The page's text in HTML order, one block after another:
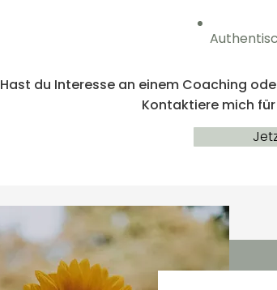
Hast du Interesse an einem Coaching
Kontaktiere mich